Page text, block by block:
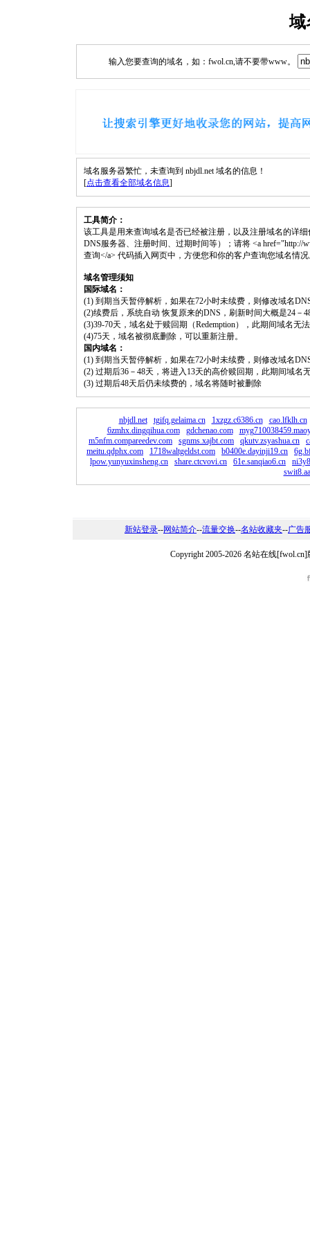
域
输入您要查询的域名，如：fwol.cn,请不要带www。
域名服务器繁忙，未查询到 nbjdl.net 域名的信息！
[点击查看全部域名信息]
工具简介：
该工具是用来查询域名是否已经被注册，以及注册域名的详
DNS服务器、注册时间、过期时间等）；请将 <a href="http://
查询</a> 代码插入网页中，方便您和你的客户查询您域名情
域名管理须知
国际域名：
(1) 到期当天暂停解析，如果在72小时未续费，则修改域名
(2)续费后，系统自动 恢复原来的DNS，刷新时间大概是24－
(3)39-70天，域名处于赎回期（Redemption），此期间域名无
(4)75天，域名被彻底删除，可以重新注册。
国内域名：
(1) 到期当天暂停解析，如果在72小时未续费，则修改域名
(2) 过期后36－48天，将进入13天的高价赎回期，此期间域名
(3) 过期后48天后仍未续费的，域名将随时被删除
nbjdl.net tgifq.gelaima.cn 1xzgz.c6386.cn
cao.lfklh.cn
6zmhx.dingqihua.com
gdchenao.com
m5nfm.compareedev.com
sgnms.xajbt.com qkutv.zsyashua.cn
meitu.qdphx.com
1718waltgeldst.com b0400e.dayinji19.cn
lpow.yunyuxinsheng.cn
share.ctcvovi.cn 61e.sanqiao6.cn
新站登录--网站简介--流量交换--名站收藏夹--广告
Copyright 2005-2026 名站在线